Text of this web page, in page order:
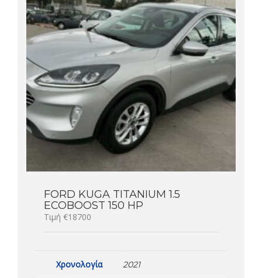
FORD KUGA TITANIUM 1.5
ECOBOOST 150 HP
Τιμή €18700
Χρονολογία 2021